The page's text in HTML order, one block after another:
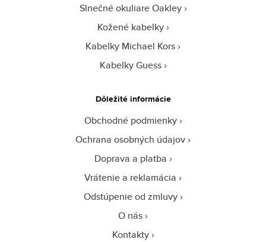
Slnečné okuliare Oakley
Kožené kabelky
Kabelky Michael Kors
Kabelky Guess
Dôležité informácie
Obchodné podmienky
Ochrana osobných údajov
Doprava a platba
Vrátenie a reklamácia
Odstúpenie od zmluvy
O nás
Kontakty